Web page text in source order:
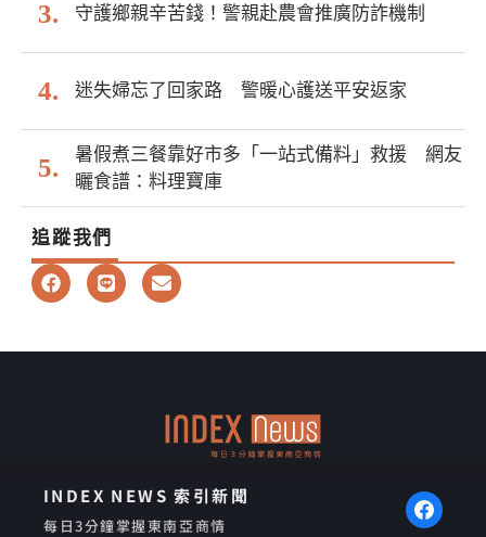
守護鄉親辛苦錢！警親赴農會推廣防詐機制
迷失婦忘了回家路 警暖心護送平安返家
暑假煮三餐靠好市多「一站式備料」救援 網友
曬食譜：料理寶庫
追蹤我們
F
a
b
L
i
E
n
l
INDEX NEWS 索引新聞
每日3分鐘掌握東南亞商情